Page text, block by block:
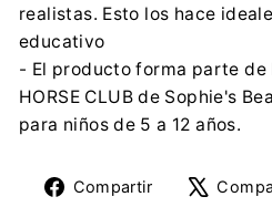
realistas. Esto los hace
educativo
- El producto forma parte
HORSE CLUB de Sophie's
para niños de 5 a 12 años.
Compartir
Compartir